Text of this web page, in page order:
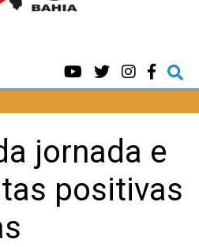
jornada e
positivas